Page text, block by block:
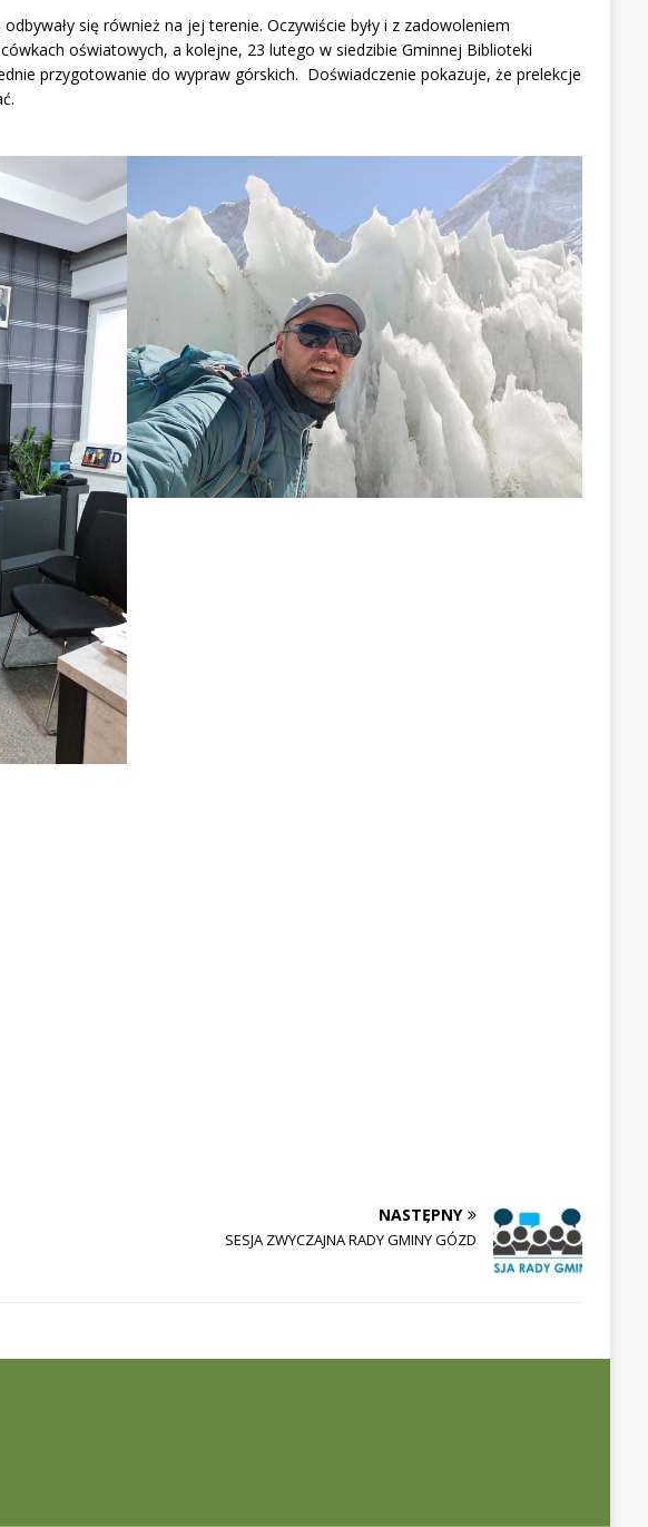
się również na jej terenie. Oczywiście były i z zadowoleniem
oświatowych, a kolejne, 23 lutego w siedzibie Gminnej Biblioteki
przygotowanie do wypraw górskich. Doświadczenie pokazuje, że prelekcje
NASTĘPNY
SESJA ZWYCZAJNA RADY GMINY GÓZD